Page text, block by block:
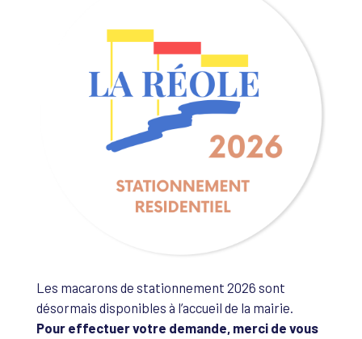
Les macarons de stationnement 2026 sont
désormais disponibles à l’accueil de la mairie.
Pour effectuer votre demande, merci de vous